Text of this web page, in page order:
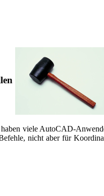
viele AutoCAD-
nicht aber für